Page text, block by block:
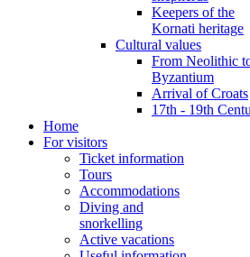
Keepers of the
Kornati heritage
Cultural values
From Neolithic
Byzantium
Arrival of Croats
17th - 19th
Home
For visitors
Ticket information
Tours
Accommodations
Diving and
snorkelling
Active vacations